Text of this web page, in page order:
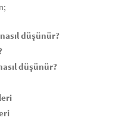
düşünür?
düşünür?